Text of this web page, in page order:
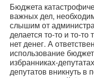
Бюджета
важных дел,
слышим от
делается то-то и то-
нет денег. А
использование
избранниках-
депутатов вникнуть в